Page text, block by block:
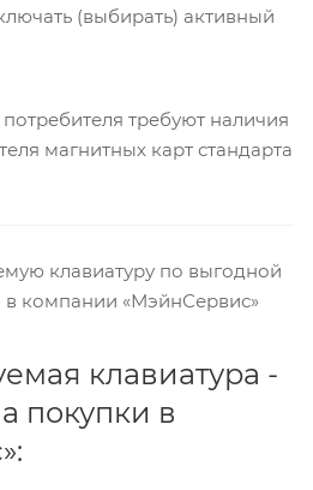
(выбирать) активный
требуют наличия
магнитных карт стандарта
клавиатуру по выгодной
компании «МэйнСервис»
клавиатура -
покупки в